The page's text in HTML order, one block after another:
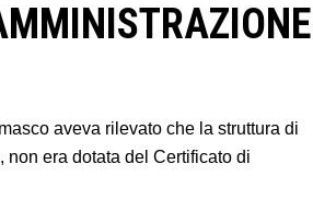
aveva rilevato che la struttura di
era dotata del Certificato di